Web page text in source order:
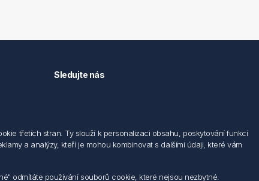
Sledujte nás
třetích stran. Ty slouží k personalizaci obsahu, poskytování funkcí
a analýzy, kteří je mohou kombinovat s dalšími údaji, které vám
odmítáte používání souborů cookie, které nejsou nezbytné.